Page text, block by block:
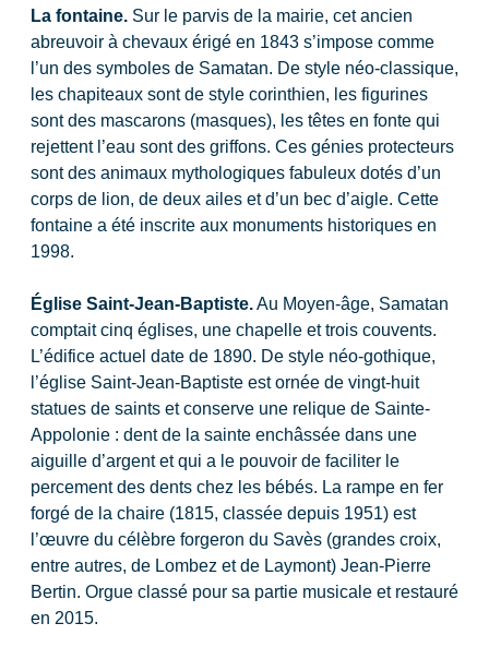
La fontaine.Sur le parvis de la mairie, cet ancien
abreuvoir à chevaux érigé en 1843 s’impose comme
l’un des symboles de Samatan. De style néo-classique,
les chapiteaux sont de style corinthien, les figurines
sont des mascarons (masques), les têtes en fonte qui
rejettent l’eau sont des griffons. Ces génies protecteurs
sont des animaux mythologiques fabuleux dotés d’un
corps de lion, de deux ailes et d’un bec d’aigle. Cette
fontaine a été inscrite aux monuments historiques en
1998.
Église Saint-Jean-Baptiste.Au Moyen-âge, Samatan
comptait cinq églises, une chapelle et trois couvents.
L’édifice actuel date de 1890. De style néo-gothique,
l’église Saint-Jean-Baptiste est ornée de vingt-huit
statues de saints et conserve une relique de Sainte-
Appolonie : dent de la sainte enchâssée dans une
aiguille d’argent et qui a le pouvoir de faciliter le
percement des dents chez les bébés. La rampe en fer
forgé de la chaire (1815, classée depuis 1951) est
l’œuvre du célèbre forgeron du Savès (grandes croix,
entre autres, de Lombez et de Laymont) Jean-Pierre
Bertin. Orgue classé pour sa partie musicale et restauré
en 2015.